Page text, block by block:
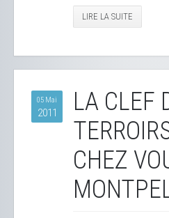
LIRE LA SUITE
05 Mai
2011
LA CLEF
CHEZ